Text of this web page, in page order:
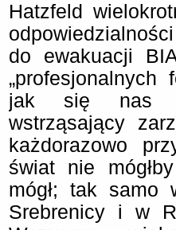
Hatzfeld
do ewakuacji
jak się nas
wstrząsający
każdorazowo
świat nie
mógł; tak samo
Srebrenicy i w